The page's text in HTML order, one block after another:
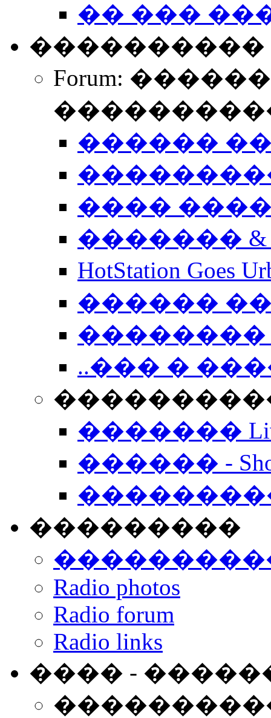
�� ���
����������
Forum:
������
����
�������
HotStation
������
��������
..��� �
����������
�������
������ -
���������
Radio photos
Radio forum
Radio links
���� -